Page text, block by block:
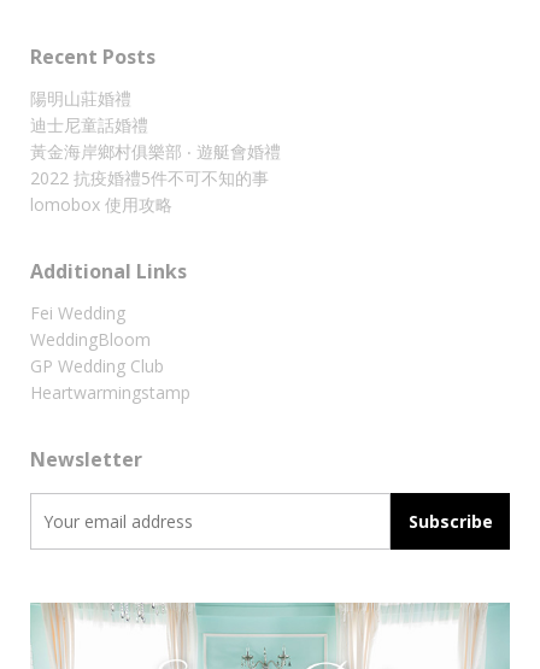
Recent Posts
陽明山莊婚禮
迪士尼童話婚禮
黃金海岸鄉村俱樂部 ‧ 遊艇會婚禮
2022 抗疫婚禮5件不可不知的事
lomobox 使用攻略
Additional Links
Fei Wedding
WeddingBloom
GP Wedding Club
Heartwarmingstamp
Newsletter